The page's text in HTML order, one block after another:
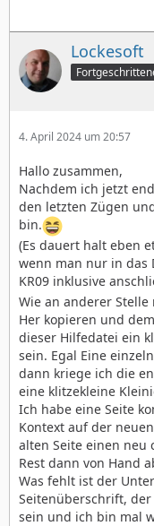
Lockesoft
4. April 2024 um 20:57
Hallo zusammen,
Nachdem ich jetzt
den letzten Zügen
bin.
(Es dauert halt eben
wenn man nur in das
KR09 inklusive
Wie an anderer
Her kopieren und
dieser Hilfedatei ein
sein. Egal Eine
dann kriege ich die
eine klitzekleine
Ich habe eine Seite
Kontext auf der
alten Seite einen neu
Rest dann von Hand
Was fehlt ist der
Seitenüberschrift,
sein und ich bin mal